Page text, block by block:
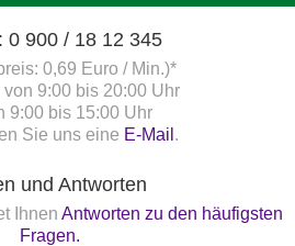
0 900 / 18 12 345
0,69 Euro / Min.)*
von 9:00 bis 20:00 Uhr
9:00 bis 15:00 Uhr
Sie uns eine E-Mail .
und Antworten
Ihnen Antworten zu den häufigsten
Fragen.